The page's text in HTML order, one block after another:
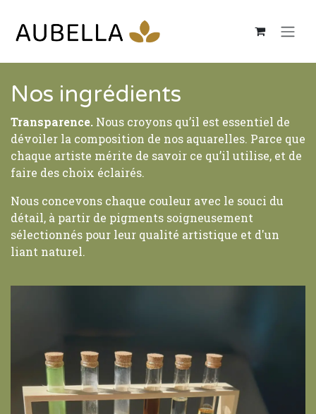
Nos ingrédients
Transparence. Nous croyons qu’il est essentiel de
dévoiler la composition de nos aquarelles. Parce que
chaque artiste mérite de savoir ce qu’il utilise, et de
faire des choix éclairés.
Nous concevons chaque couleur avec le souci du
détail, à partir de pigments soigneusement
sélectionnés pour leur qualité artistique et d'un
liant naturel.